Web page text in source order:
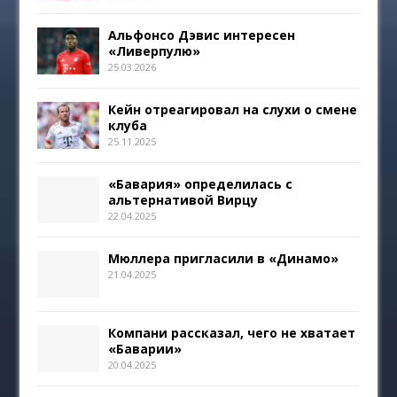
Альфонсо Дэвис интересен
«Ливерпулю»
25.03.2026
Кейн отреагировал на слухи о смене
клуба
25.11.2025
«Бавария» определилась с
альтернативой Вирцу
22.04.2025
Мюллера пригласили в «Динамо»
21.04.2025
Компани рассказал, чего не хватает
«Баварии»
20.04.2025